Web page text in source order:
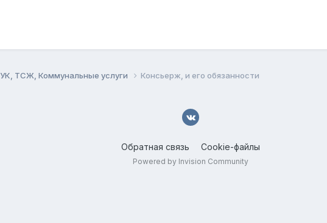
УК, ТСЖ, Коммунальные услуги Консьерж, и его обязанности
Обратная связь Cookie-файлы
Powered by Invision Community